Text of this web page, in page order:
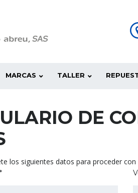
MARCAS TALLER
DE
los siguientes datos para proceder con